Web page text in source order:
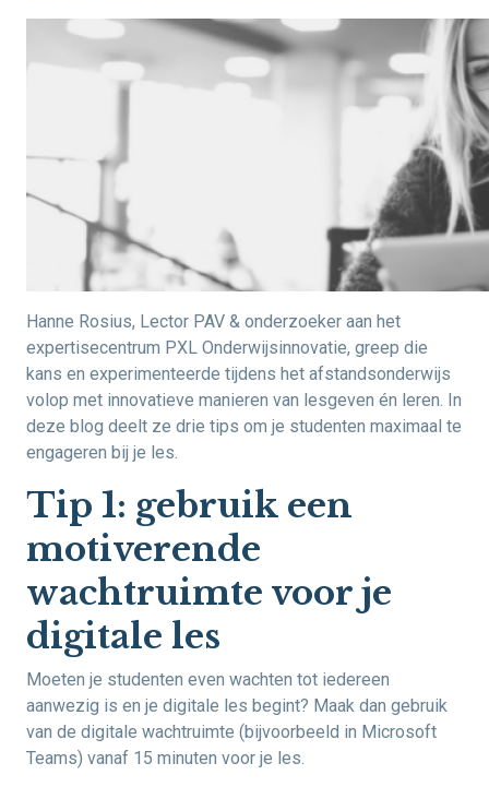
Hanne Rosius, Lector PAV & onderzoeker aan het
expertisecentrum PXL Onderwijsinnovatie, greep die
kans en experimenteerde tijdens het afstandsonderwijs
volop met innovatieve manieren van lesgeven én leren. In
deze blog deelt ze drie tips om je studenten maximaal te
engageren bij je les.
Tip 1: gebruik een
motiverende
wachtruimte voor je
digitale les
Moeten je studenten even wachten tot iedereen
aanwezig is en je digitale les begint? Maak dan gebruik
van de digitale wachtruimte (bijvoorbeeld in Microsoft
Teams) vanaf 15 minuten voor je les.